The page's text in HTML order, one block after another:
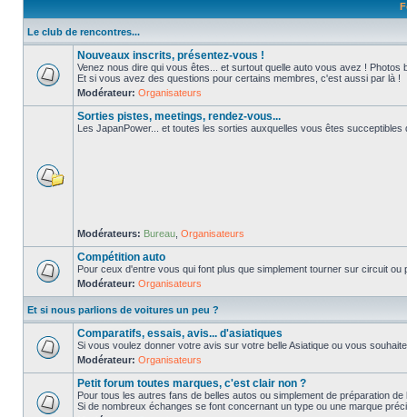
Le club de rencontres...
Nouveaux inscrits, présentez-vous !
Venez nous dire qui vous êtes... et surtout quelle auto vous avez ! Photos
Et si vous avez des questions pour certains membres, c'est aussi par là !
Modérateur: Organisateurs
Sorties pistes, meetings, rendez-vous...
Les JapanPower... et toutes les sorties auxquelles vous êtes succeptibles
Modérateurs: Bureau Organisateurs
Compétition auto
Pour ceux d'entre vous qui font plus que simplement tourner sur circuit ou
Modérateur: Organisateurs
Et si nous parlions de voitures un peu ?
Comparatifs, essais, avis... d'asiatiques
Si vous voulez donner votre avis sur votre belle Asiatique ou vous
Modérateur: Organisateurs
Petit forum toutes marques, c'est clair non ?
Pour tous les autres fans de belles autos ou simplement de préparation de
Si de nombreux échanges se font concernant un type ou une marque